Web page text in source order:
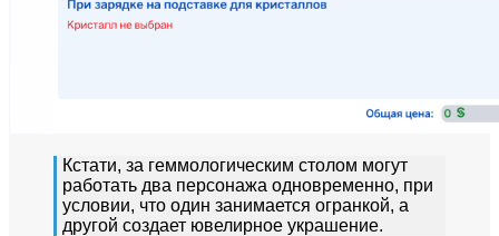
Кстати, за геммологическим столом могут
работать два персонажа одновременно, при
условии, что один занимается огранкой, а
другой создает ювелирное украшение.